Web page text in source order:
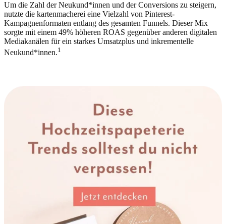
Um die Zahl der Neukund*innen und der Conversions zu steigern,
nutzte die kartenmacherei eine Vielzahl von Pinterest-
Kampagnenformaten entlang des gesamten Funnels. Dieser Mix
sorgte mit einem 49% höheren ROAS gegenüber anderen digitalen
Mediakanälen für ein starkes Umsatzplus und inkrementelle
Neukund*innen.1